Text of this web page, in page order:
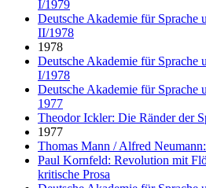
I/1979
Deutsche Akademie für Sprache
II/1978
1978
Deutsche Akademie für Sprache
I/1978
Deutsche Akademie für Sprache
1977
Theodor Ickler: Die Ränder der
1977
Thomas Mann / Alfred
Paul Kornfeld: Revolution mit
kritische Prosa